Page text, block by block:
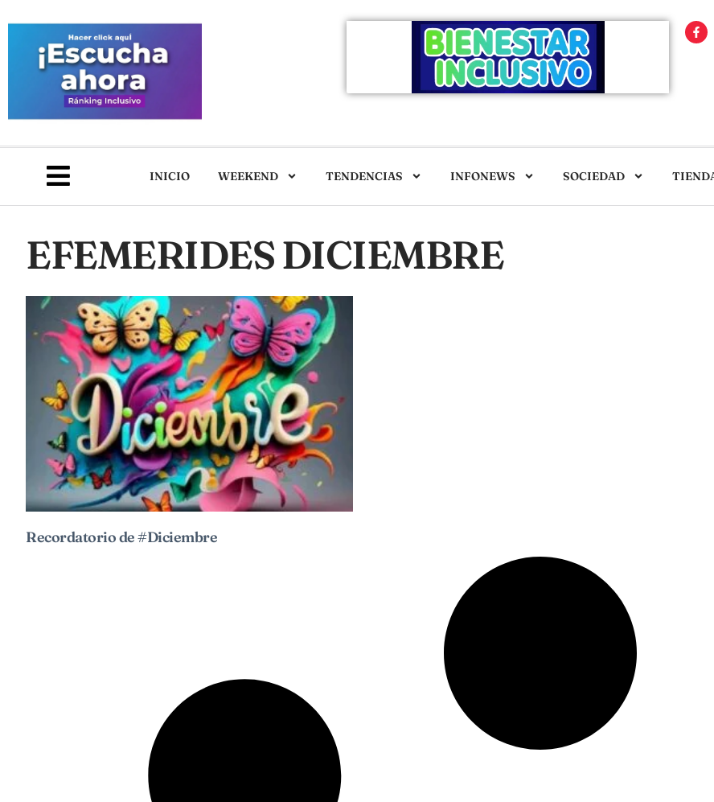
INICIO WEEKEND TENDENCIAS INFONEWS SOCIEDAD
EFEMERIDES DICIEMBRE
Recordatorio de #Diciembre